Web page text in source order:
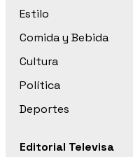
Estilo
Comida y Bebida
Cultura
Política
Deportes
Editorial Televisa